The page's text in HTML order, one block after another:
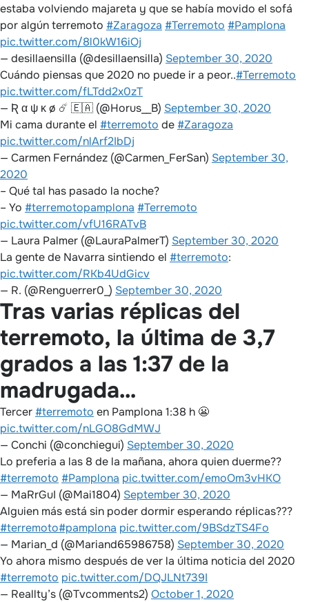
estaba volviendo majareta y que se había movido el sofá
por algún terremoto #Zaragoza #Terremoto #Pamplona
pic.twitter.com/8l0kW16iOj
— desillaensilla (@desillaensilla) September 30, 2020
Cuándo piensas que 2020 no puede ir a peor..#Terremoto
pic.twitter.com/fLTdd2x0zT
— Ʀ α ψ κ ø ☄️ 🇪🇦 (@Horus__B) September 30, 2020
Mi cama durante el #terremoto de #Zaragoza
pic.twitter.com/nlArf2IbDj
— Carmen Fernández (@Carmen_FerSan) September 30,
2020
– Qué tal has pasado la noche?
– Yo #terremotopamplona #Terremoto
pic.twitter.com/vfU16RATvB
— Laura Palmer (@LauraPalmerT) September 30, 2020
La gente de Navarra sintiendo el #terremoto:
pic.twitter.com/RKb4UdGicv
— R. (@Renguerrer0_) September 30, 2020
Tras varias réplicas del
terremoto, la última de 3,7
grados a las 1:37 de la
madrugada…
Tercer #terremoto en Pamplona 1:38 h 😬
pic.twitter.com/nLGO8GdMWJ
— Conchi (@conchiegui) September 30, 2020
Lo preferia a las 8 de la mañana, ahora quien duerme??
#terremoto #Pamplona pic.twitter.com/emoOm3vHKO
— MaRrGuI (@Mai1804) September 30, 2020
Alguien más está sin poder dormir esperando réplicas???
#terremoto#pamplona pic.twitter.com/9BSdzTS4Fo
— Marian_d (@Mariand65986758) September 30, 2020
Yo ahora mismo después de ver la última noticia del 2020
#terremoto pic.twitter.com/DQJLNt739I
— Reallty’s (@Tvcomments2) October 1, 2020